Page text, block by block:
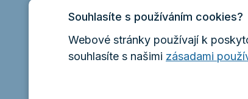
Zaměstnanci
Souhlasíte s používáním cookies?
Webové stránky používají k
souhlasíte s našimi zásadami